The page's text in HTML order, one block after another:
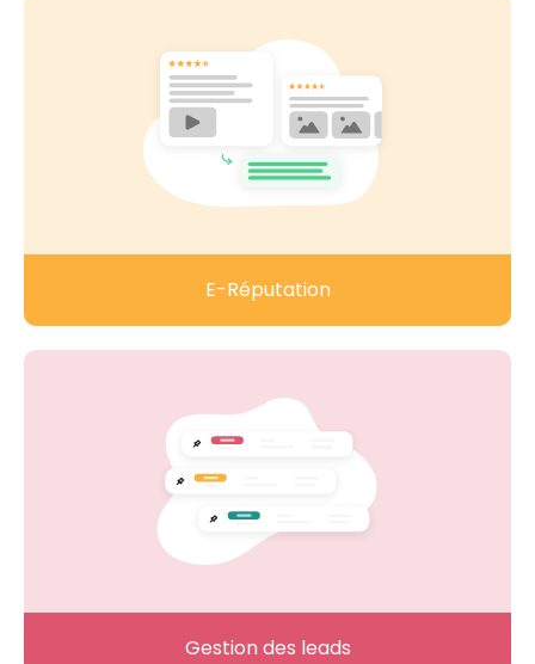
E-Réputation
Gestion des leads